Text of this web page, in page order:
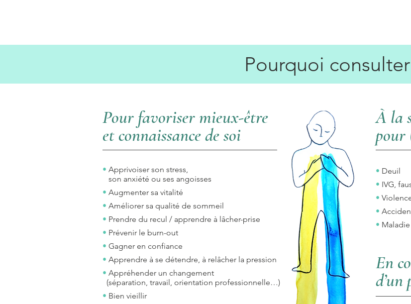
Pourquoi
Pour favoriser mieux-être
et connaissance de soi
• Apprivoiser son stress,
son anxiété ou ses angoisses
• Augmenter sa vitalité
• Améliorer sa qualité de sommeil
• Prendre du recul / apprendre à lâcher-prise
• Prévenir le burn-out
• Gagner en confiance
• Apprendre à se détendre, à relâcher la pression
• Appréhender un changement
(séparation, travail, orientation professionnelle…)
• Bien vieillir
À la
pour
• Deuil
• IVG,
•
•
• Maladie
En